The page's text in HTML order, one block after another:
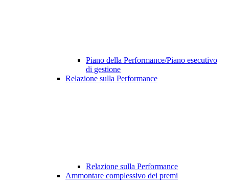
Piano della Performance/Piano esecutivo
di gestione
Relazione sulla Performance
Relazione sulla Performance
Ammontare complessivo dei premi